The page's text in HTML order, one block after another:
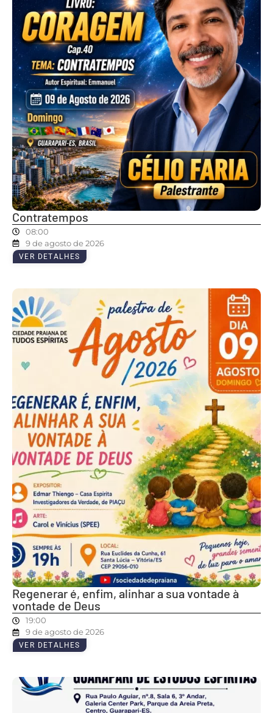
Contratempos
08:00
9 de agosto de 2026
VER DETALHES
Regenerar é, enfim, alinhar a sua vontade à
vontade de Deus
19:00
9 de agosto de 2026
VER DETALHES